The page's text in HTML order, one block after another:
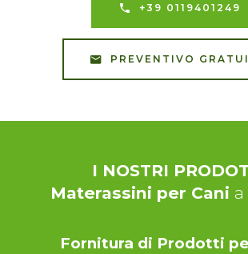
+39 0119401249
PREVENTIVO
I NOSTRI
Materassini per Cani
Fornitura di Prodotti